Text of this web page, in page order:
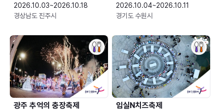
2026.10.03~2026.10.18
경상남도 진주시
2026.10.04~2026.10.11
경기도 수원시
광주 추억의 충장축제 임실N치즈축제